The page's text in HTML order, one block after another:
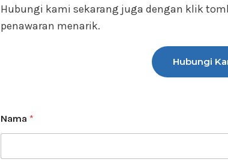
Hubungi kami sekarang juga dengan klik
penawaran menarik.
Hubungi
Nama *